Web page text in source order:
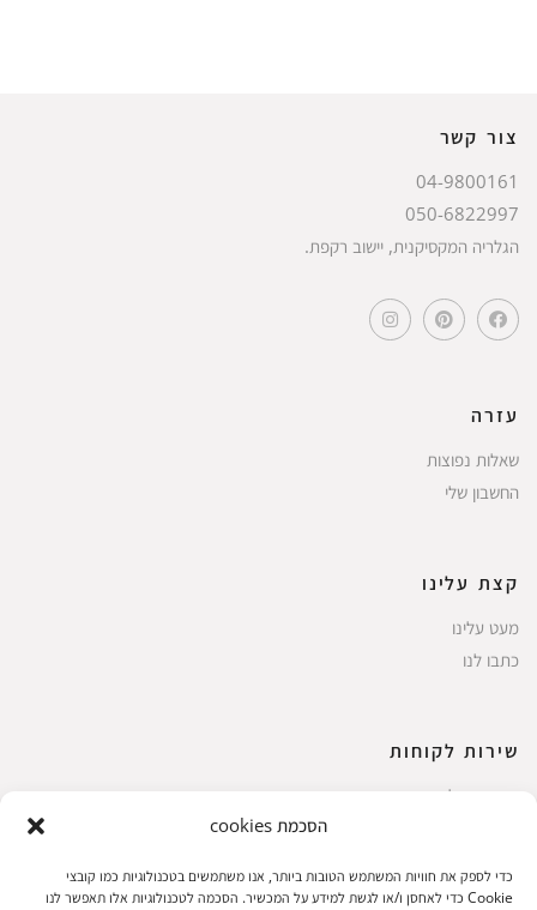
הסכמת cookies
כדי לספק את חוויות המשתמש הטובות ביותר, אנו משתמשים בטכנולוגיות כמו קובצי
Cookie כדי לאחסן ו/או לגשת למידע על המכשיר. הסכמה לטכנולוגיות אלו תאפשר לנו
צור קשר
04-9800161
050-6822997
הגלריה המקסיקנית, יישוב רקפת.
עזרה
שאלות נפוצות
החשבון שלי
קצת עלינו
מעט עלינו
כתבו לנו
שירות לקוחות
החשבון שלי
עגלת קניות